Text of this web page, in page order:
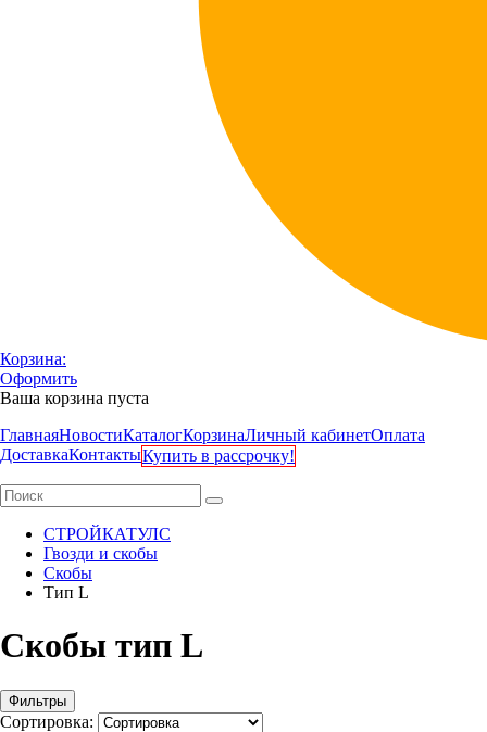
Корзина:
Оформить
Ваша корзина пуста
ГлавнаяНовостиКаталогКорзинаЛичный кабинетОплата
ДоставкаКонтактыКупить в рассрочку!
СТРОЙКАТУЛС
Гвозди и скобы
Скобы
Тип L
Скобы тип L
Фильтры
Сортировка: